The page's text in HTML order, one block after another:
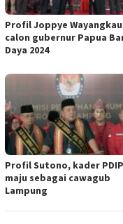
Profil Joppye
calon gubernur Papua
Daya 2024
Profil Sutono, kader
maju sebagai cawagub
Lampung